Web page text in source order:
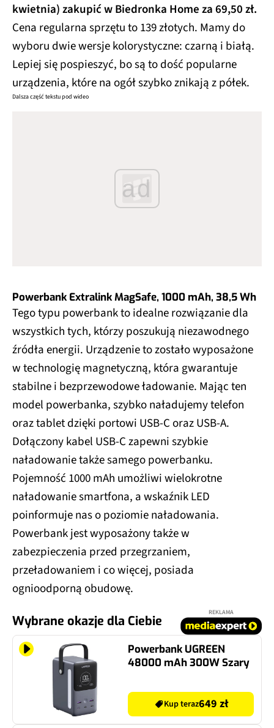
kwietnia) zakupić w Biedronka Home za 69,50 zł.
Cena regularnasprzętu to 139 złotych. Mamy do
wyboru dwie wersje kolorystyczne: czarną i białą.
Lepiej się pospieszyć, bo są to dość popularne
urządzenia, które na ogół szybko znikają z półek.
Dalsza część tekstu pod wideo
ad
Powerbank Extralink MagSafe, 1000 mAh, 38,5 Wh
Tego typu powerbank to idealne rozwiązanie dla
wszystkich tych, którzy poszukują niezawodnego
źródła energii. Urządzenie to zostało wyposażone
w technologię magnetyczną, która gwarantuje
stabilne i bezprzewodowe ładowanie. Mając ten
model powerbanka, szybko naładujemy telefon
oraz tablet dzięki portowi USB-C oraz USB-A.
Dołączony kabel USB-C zapewni szybkie
naładowanie także samego powerbanku.
Pojemność 1000 mAh umożliwi wielokrotne
naładowanie smartfona, a wskaźnik LED
poinformuje nas o poziomie naładowania.
Powerbank jest wyposażony także w
zabezpieczenia przed przegrzaniem,
przeładowaniem i co więcej, posiada
ognioodporną obudowę.
Wybrane okazje dla Ciebie
REKLAMA
Powerbank UGREEN
48000 mAh 300W Szary
Kup teraz649 zł